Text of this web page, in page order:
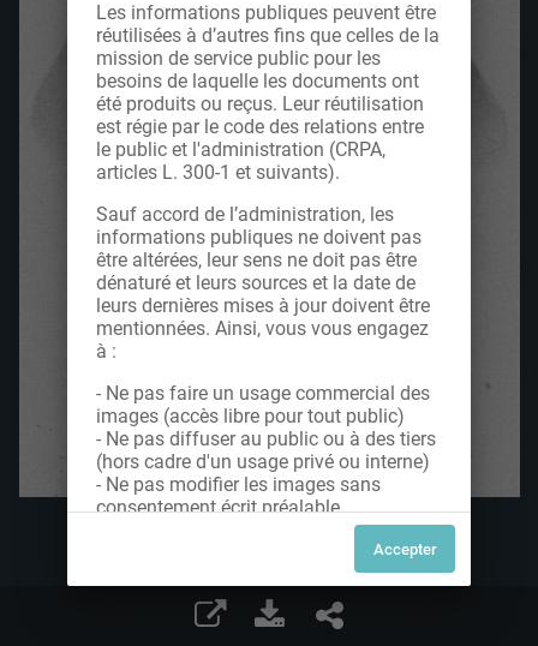
Les informations publiques peuvent être
réutilisées à d’autres fins que celles de la
mission de service public pour les
besoins de laquelle les documents ont
été produits ou reçus. Leur réutilisation
est régie par le code des relations entre
le public et l'administration (CRPA,
articles L. 300-1 et suivants).
Sauf accord de l’administration, les
informations publiques ne doivent pas
être altérées, leur sens ne doit pas être
dénaturé et leurs sources et la date de
leurs dernières mises à jour doivent être
mentionnées. Ainsi, vous vous engagez
à :
- Ne pas faire un usage commercial des
images (accès libre pour tout public)
- Ne pas diffuser au public ou à des tiers
(hors cadre d'un usage privé ou interne)
- Ne pas modifier les images sans
consentement écrit préalable
Dans le cas contraire, nous vous invitons
à nous contacter afin de solliciter le type
de Licence souhaitée parmi celles
proposées et le cas échéant, acquitter